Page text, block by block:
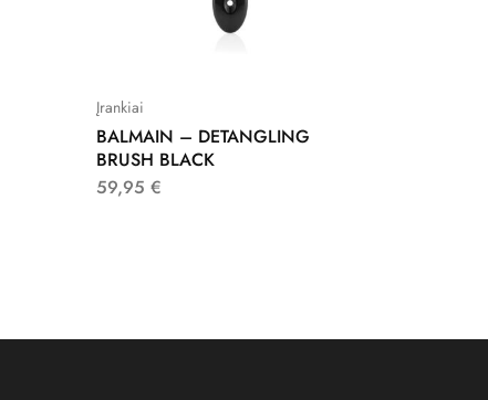
Įrankiai
BALMAIN – DETANGLING
BRUSH BLACK
59,95 €